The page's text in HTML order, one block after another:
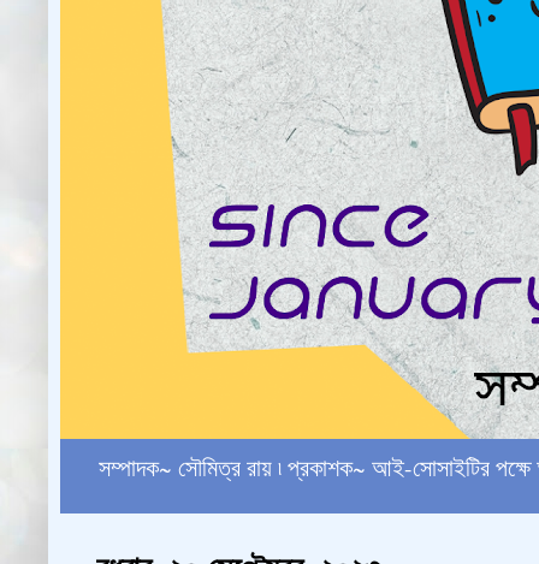
সম্পাদক~ সৌমিত্র রায় ৷ প্রকাশক~ আই-সোসাইটির